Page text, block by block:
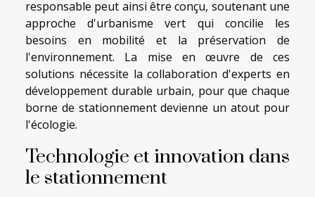
responsable peut ainsi être conçu, soutenant une
approche d'urbanisme vert qui concilie les
besoins en mobilité et la préservation de
l'environnement. La mise en œuvre de ces
solutions nécessite la collaboration d'experts en
développement durable urbain, pour que chaque
borne de stationnement devienne un atout pour
l'écologie.
Technologie et innovation dans
le stationnement